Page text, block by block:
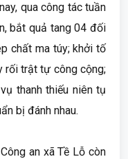
qua công tác tuần
bắt quả tang 04 đối
chất ma túy; khởi tố
rối trật tự công cộng;
thanh thiếu niên tụ
bị đánh nhau.
an xã Tề Lỗ còn